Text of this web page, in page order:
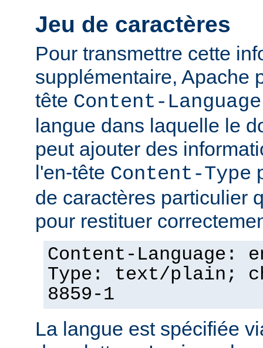
Jeu de caractères
Pour transmettre cette
supplémentaire, Apache
tête Content-Language
langue dans laquelle le
peut ajouter des
l'en-tête Content-Type
de caractères particulier
pour restituer
Content-Language:
Type: text/plain;
8859-1
La langue est spécifiée